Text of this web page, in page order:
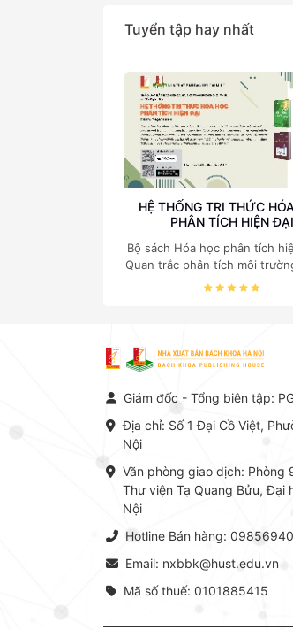
Tuyển tập hay nhất
HỆ THỐNG TRI THỨC
PHÂN TÍCH HIỆN ĐẠI
Bộ sách Hóa học phân tích
Quan trắc phân tích môi
Giáo sư, Tiến sĩ Phạm Luận
Hóa học phân tích tại Việt
nay. Bộ sách mang đến một
-> Kỹ thuật thực hành ->
Hà Nội ấn hành cả hai phiên
Giám đốc - Tổng biên tập:
Địa chỉ: Số 1 Đại Cồ Việt,
Nội
Văn phòng giao dịch: Phòng
Thư viện Tạ Quang Bửu, Đại
Nội
Hotline Bán hàng:
Email: nxbbk@hust.edu.vn
Mã số thuế: 0101885415